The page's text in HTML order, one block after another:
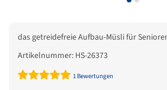
das getreidefreie Aufbau-Müsli für
Artikelnummer: HS-26373
1 Bewertungen